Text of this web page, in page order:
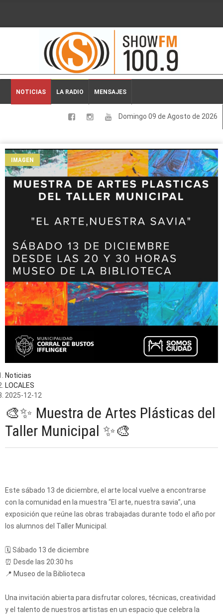
2026-08-09 03:43:51
NOTICIAS LA RADIO MENSAJES
Domingo 09 de Agosto de 2026
LOCALES
DEPORTES
ESPECTACULOS
INTERNACIONALES
IMAGEN
Noticias
LOCALES
2025-12-12
🎨✨ Muestra de Artes Plásticas del
Taller Municipal ✨🎨
Este sábado 13 de diciembre, el arte local vuelve a encontrarse
con la comunidad en la muestra “El arte, nuestra savia”, una
exposición que reúne las obras trabajadas durante todo el año por
los alumnos del Taller Municipal.
🗓 Sábado 13 de diciembre
⏰ Desde las 20:30 hs
📍 Museo de la Biblioteca
Una invitación abierta para disfrutar colores, técnicas, creatividad
y el talento de nuestros artistas en un espacio que celebra la